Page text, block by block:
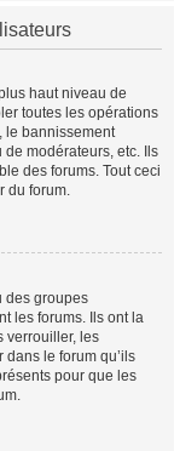
haut niveau de
toutes les opérations
le bannissement
de modérateurs, etc. Ils
des forums. Tout ceci
du forum.
des groupes
les forums. Ils ont la
verrouiller, les
le forum qu’ils
pour que les